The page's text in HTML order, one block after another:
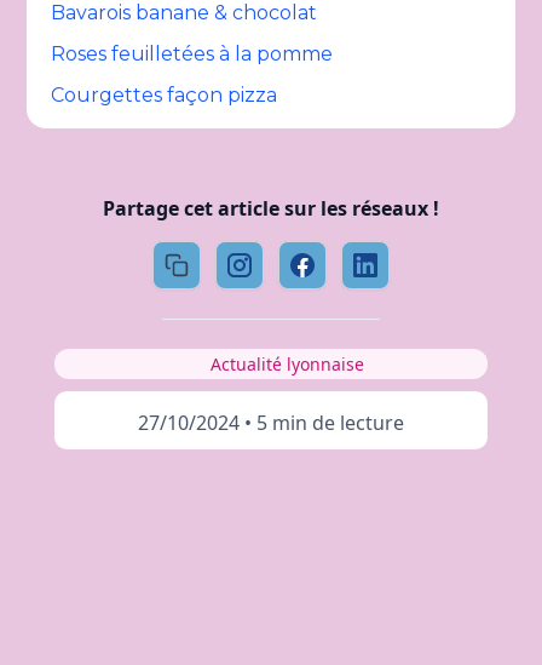
Bavarois banane & chocolat
Roses feuilletées à la pomme
Courgettes façon pizza
Partage cet article sur les réseaux !
Actualité lyonnaise
27/10/2024 • 5 min de lecture